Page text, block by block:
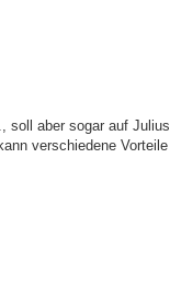
soll aber sogar auf Julius
verschiedene Vorteile